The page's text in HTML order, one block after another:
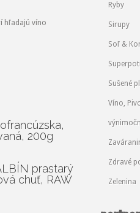
hľadajú víno
200g
prastarý
chuť, RAW
Ryby
Sirupy
Soľ &
Sušené
Víno,
Zdravé
Zelenina